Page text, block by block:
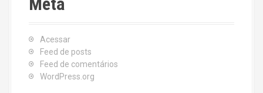
Acessar
Feed de posts
Feed de comentários
WordPress.org